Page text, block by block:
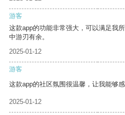
游客
这款app的功能非常强大，可以满足我
中游刃有余。
2025-01-12
游客
这款app的社区氛围很温馨，让我能够感
2025-01-12